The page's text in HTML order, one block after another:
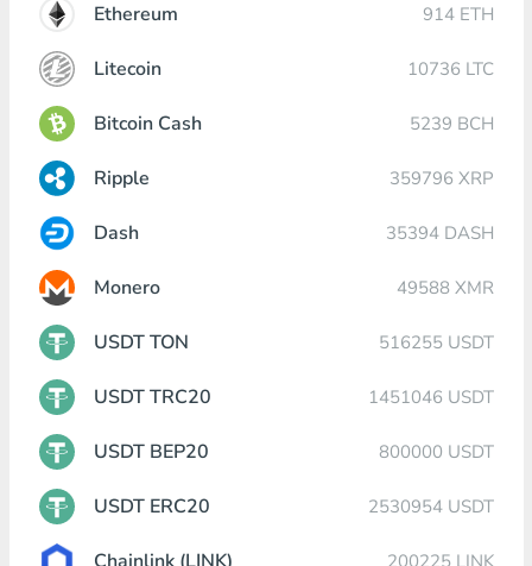
Ethereum 914 ETH
Litecoin 10736 LTC
Bitcoin Cash 5239 BCH
Ripple 359796 XRP
Dash 35394 DASH
Monero 49588 XMR
USDT TON 516255 USDT
USDT TRC20 1451046 USDT
USDT BEP20 800000 USDT
USDT ERC20 2530954 USDT
200225 LINK